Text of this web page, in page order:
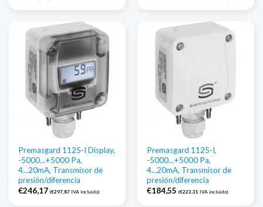
Premasgard 1125-I Display,
-5000...+5000 Pa,
4...20mA, Transmisor de
presión/diferencia
€246,17 (€297,87 IVA incluido)
Premasgard 1125-I,
-5000...+5000 Pa,
4...20mA, Transmisor de
presión/diferencia
€184,55 (€223,31 IVA incluido)